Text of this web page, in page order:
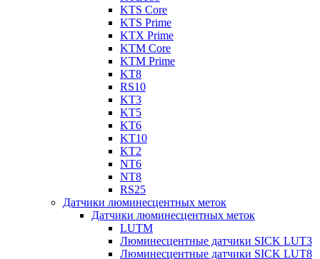
KTS Core
KTS Prime
KTX Prime
KTM Core
KTM Prime
KT8
RS10
KT3
KT5
KT6
KT10
KT2
NT6
NT8
RS25
Датчики люминесцентных меток
Датчики люминесцентных меток
LUTM
Люминесцентные датчики SICK LUT3
Люминесцентные датчики SICK LUT8